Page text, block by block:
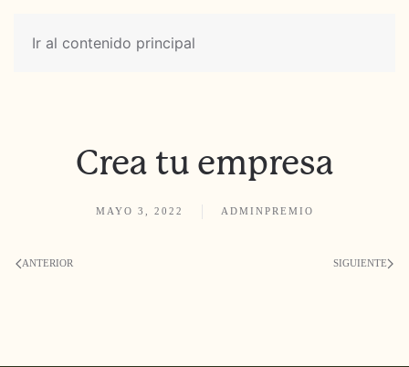
Ir al contenido principal
Crea tu empresa
MAYO 3, 2022 ADMINPREMIO
ANTERIOR SIGUIENTE